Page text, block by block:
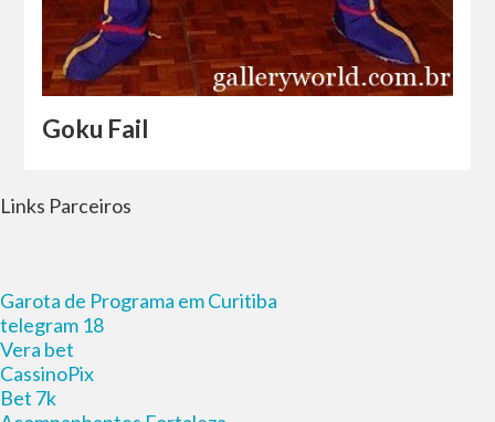
Goku Fail
Links Parceiros
Garota de Programa em Curitiba
telegram 18
Vera bet
CassinoPix
Bet 7k